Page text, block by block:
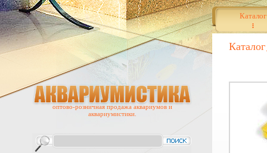
Каталог
Каталог
оптово-розничная продажа аквариумов и
аквариумистики.